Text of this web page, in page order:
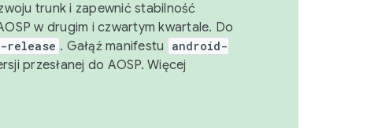
trunk i zapewnić stabilność
w drugim i czwartym kwartale. Do
release . Gałąź manifestu
android-
przesłanej do AOSP. Więcej